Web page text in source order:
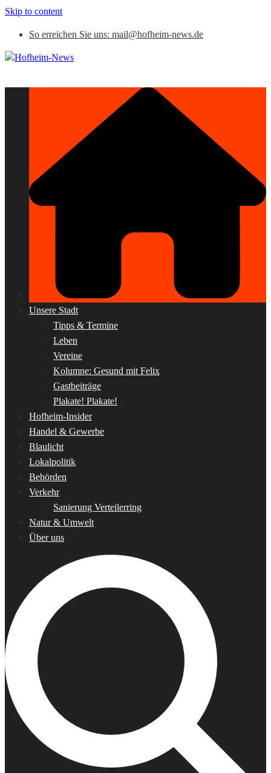
Skip to content
So erreichen Sie uns: mail@hofheim-news.de
Unsere Stadt
Tipps & Termine
Leben
Vereine
Kolumne: Gesund mit Felix
Gastbeiträge
Plakate! Plakate!
Hofheim-Insider
Handel & Gewerbe
Blaulicht
Lokalpolitik
Behörden
Verkehr
Sanierung Verteilerring
Natur & Umwelt
Über uns